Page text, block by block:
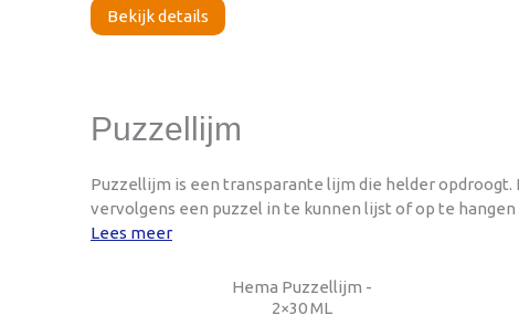
Bekijk details
Puzzellijm
Puzzellijm is een transparante lijm die helder
vervolgens een puzzel in te kunnen lijst of op te
Lees meer
Hema Puzzellijm -
2×30 ML